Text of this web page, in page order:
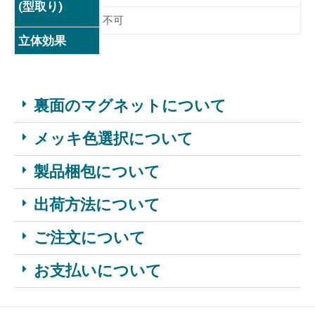
(型取り)
立体効果
不可
裏面のマグネットについて
メッキ色選択について
製品梱包について
出荷方法について
ご注文について
お支払いについて